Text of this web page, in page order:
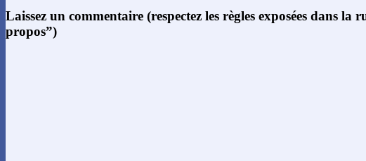
Laissez un commentaire (respectez les règles exposées dans la
propos”)